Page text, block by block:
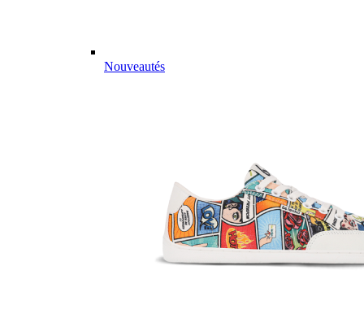
Nouveautés